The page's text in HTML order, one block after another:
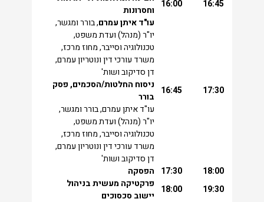
16:45
16:00
וחסרונות
עו"ד איתן עמרם, בורר ומגשר,
יו"ר (מנהל) ועדת משפט,
טכנולוגיה וסייבר, מחוז מרכז,
משרד עורכי דין ונוטריון עמרם,
דן סדיקוב ושות'
17:30
16:45
ניסוח החלטות/הסכמים, פסק
בורר
עו"ד איתן עמרם, בורר ומגשר,
יו"ר (מנהל) ועדת משפט,
טכנולוגיה וסייבר, מחוז מרכז,
משרד עורכי דין ונוטריון עמרם,
דן סדיקוב ושות'
18:00
17:30
הפסקה
19:30
18:00
פרקטיקה מעשית בניהול
יישוב סכסוכים